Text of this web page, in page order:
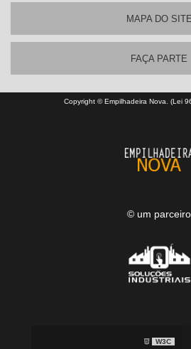
MAPA DO SITE
FAÇA PARTE
Copyright © Empilhadeira Nova. (Lei
© um parceiro
W3C